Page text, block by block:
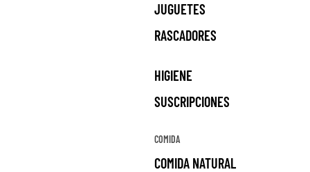
JUGUETES
RASCADORES
HIGIENE
SUSCRIPCIONES
COMIDA
COMIDA NATURAL